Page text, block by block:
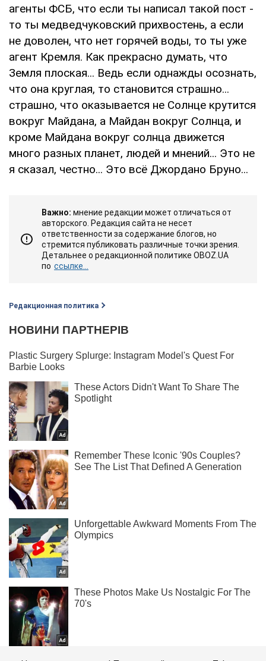
агенты ФСБ, что если ты написал такой пост -
то ты медведчуковский прихвостень, а если
не доволен, что нет горячей воды, то ты уже
агент Кремля. Как прекрасно думать, что
Земля плоская... Ведь если однажды осознать,
что она круглая, то становится страшно...
страшно, что оказывается не Солнце крутится
вокруг Майдана, а Майдан вокруг Солнца, и
кроме Майдана вокруг солнца движется
много разных планет, людей и мнений... Это не
я сказал, честно... Это всё Джордано Бруно...
Важно: мнение редакции может отличаться от
авторского. Редакция сайта не несет
ответственности за содержание блогов, но
стремится публиковать различные точки зрения.
Детальнее о редакционной политике OBOZ.UA
по ссылке...
Редакционная политика